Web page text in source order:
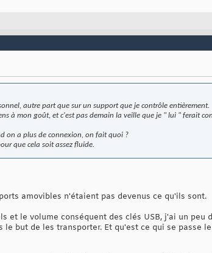
autre part que sur un support que je contrôle entièrement.
à mon goût, et c'est pas demain la veille que je " lui " ferait
on a plus de connexion, on fait quoi ?
que cela soit assez fluide.
amovibles n'étaient pas devenus ce qu'ils sont.
et le volume conséquent des clés USB, j'ai un peu
but de les transporter. Et qu'est ce qui se passe